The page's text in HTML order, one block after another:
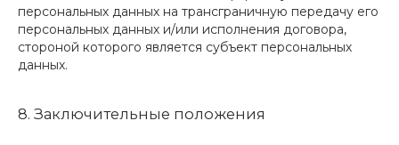
персональных данных на трансграничную передачу его
персональных данных и/или исполнения договора,
стороной которого является субъект персональных
данных.
8. Заключительные положения